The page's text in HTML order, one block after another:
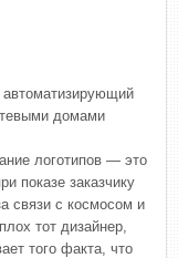
автоматизирующий
домами
логотипов — это
показе заказчику
связи с космосом и
тот дизайнер,
того факта, что